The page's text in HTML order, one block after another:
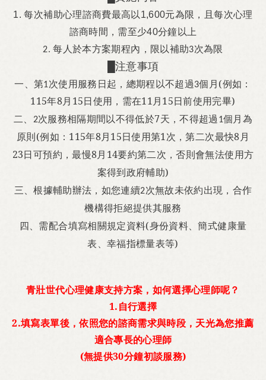
1.每次補助心理諮商費最高以1,600元為限，且每次心理
諮商時間 ， 需至少40分鐘以上
2.每人於本方案期程內，限以補助3次為限
█注意事項
一、第1次使用服務日起，總期程以不超過3個月(例如：
115年8月15日使用，需在11月15日前使用完畢)
二、2次服務相隔期間以不得低於7天，不得超過 1個月為
原則(例如：115年8月15日使用第1次，第二次最快8月
23日可預約，最慢8月14要約第二次，否則會無法使用方
案得到政府輔助)
三、根據輔助辦法，如您連續2次無故未依約出現 ，合作
機構得拒絕提供其服務
四、需配合填寫相關規定資料(身份資料、簡式健康量
表、 幸福指標量表等)
青壯世代心理健康支持方案，如何選擇心理師呢？
1.自行選擇
2.填寫表單後，依照您的諮商需求與時段，天光為您推薦
適合專長的心理師
(無提供30分鐘初談服務)